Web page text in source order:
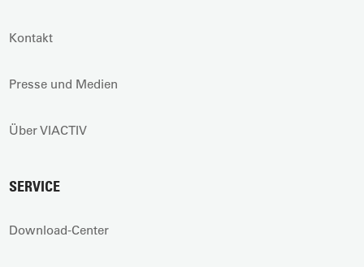
Kontakt
Presse und Medien
Über VIACTIV
SERVICE
Download-Center